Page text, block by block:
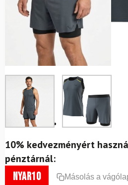
10% kedvezményért
pénztárnál:
nyar10 Másolás a